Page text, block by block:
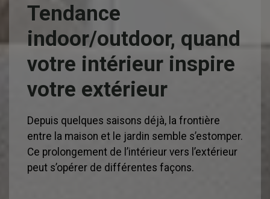
Tendance
indoor/outdoor, quand
votre intérieur inspire
votre extérieur
Depuis quelques saisons déjà, la frontière
entre la maison et le jardin semble s’estomper.
Ce prolongement de l’intérieur vers l’extérieur
peut s’opérer de différentes façons.